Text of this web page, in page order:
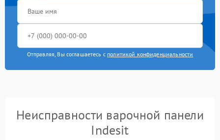
Отправляя, Вы соглашаетесь с политикой конфиденциальности
Неисправности варочной панели
Indesit